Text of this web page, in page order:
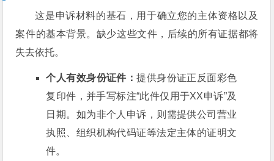
这是申诉材料的基石，用于确立您的主体资格以及
案件的基本背景。缺少这些文件，后续的所有证据都将
失去依托。
个人有效身份证件：提供身份证正反面彩色
复印件，并手写标注“此件仅用于XX申诉”及
日期。如为非个人申诉，则需提供公司营业
执照、组织机构代码证等法定主体的证明文
件。